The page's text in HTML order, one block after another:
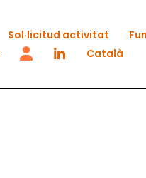
Sol·licitud activitat
Català